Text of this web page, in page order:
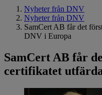
Nyheter från DNV
Nyheter från DNV
SamCert AB får det
DNV i Europa
SamCert AB får
certifikatet